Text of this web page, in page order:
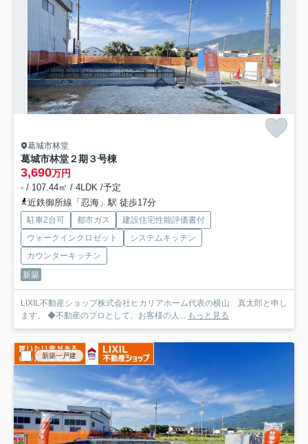
葛城市林堂
葛城市林堂２期 ３号棟
3,690万円
- / 107.44㎡ / 4LDK /予定
近鉄御所線「忍海」駅 徒歩17分
駐車2台可 都市ガス
建設住宅性能評価書付
ウォークインクロゼット
システムキッチン
カウンターキッチン
新築
LIXIL不動産ショップ株式会社ヒカリアホーム代表の横山 真太郎と申し
ます。 ◆不動産のプロとして、お客様の人... もっと見る
新築一戸建